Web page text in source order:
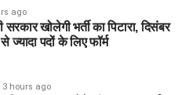
ago
सरकार खोलेगी भर्ती का पिटारा, दिसंबर
ज्यादा पदों के लिए फॉर्म
3 hours ago